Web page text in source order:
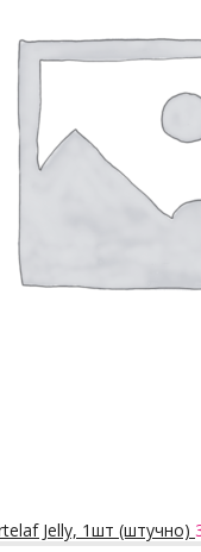
Jelly, 1шт (штучно)